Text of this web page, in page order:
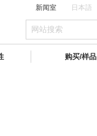
新闻室 日本語
购买/样品